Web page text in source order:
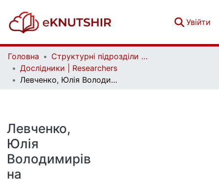
Увійти
Головна
Структурні підрозділи Київського національного університету імені Тараса Шевченка та Організації | Faculties, Institutes and Departments of Taras Shevchenko National University of Kyiv and Organizations
Дослідники | Researchers
Левченко, Юлія Володимирівна
Левченко,
Юлія
Володимирів
на